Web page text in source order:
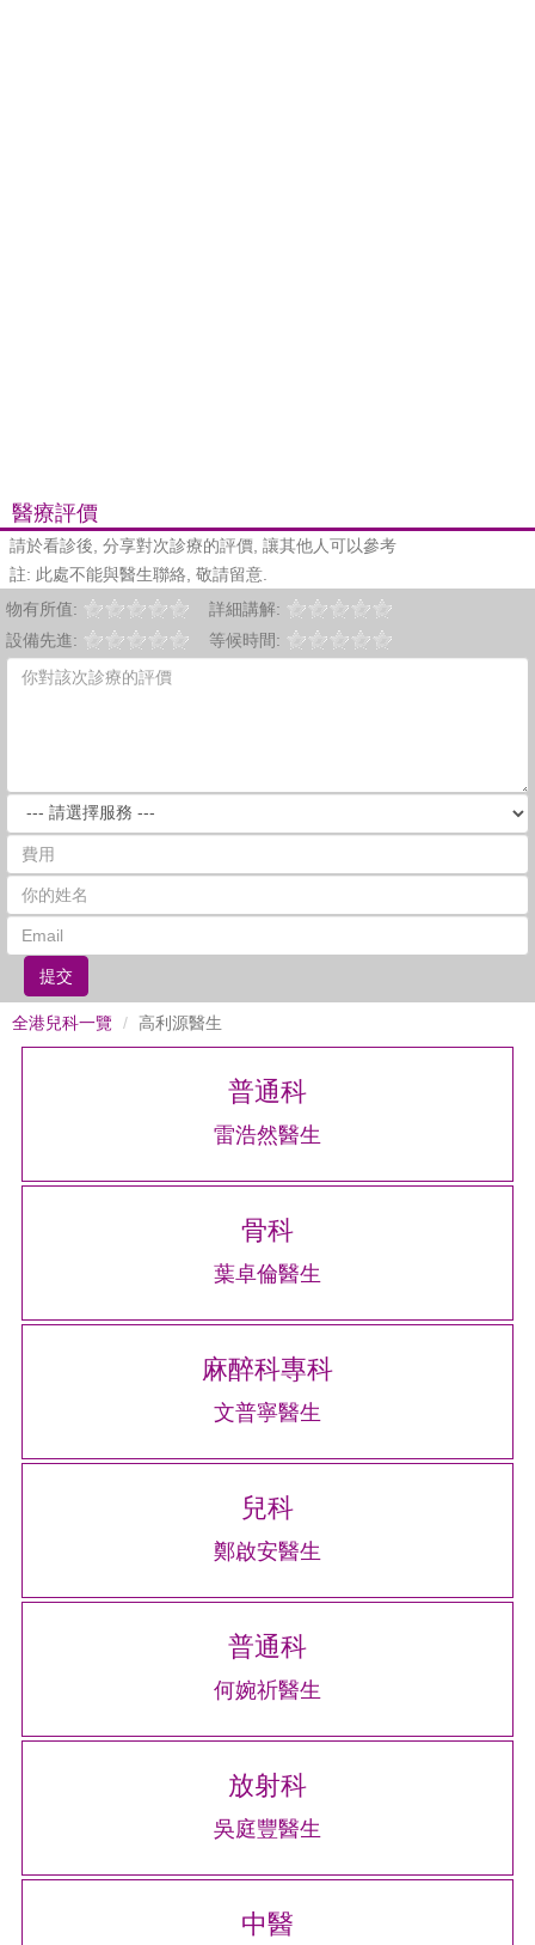
醫療評價
請於看診後, 分享對次診療的評價, 讓其他人可以參考
註: 此處不能與醫生聯絡, 敬請留意.
物有所值:
詳細講解:
設備先進:
等候時間:
提交
全港兒科一覽 高利源醫生
普通科
雷浩然醫生
骨科
葉卓倫醫生
麻醉科專科
文普寧醫生
兒科
鄭啟安醫生
普通科
何婉祈醫生
放射科
吳庭豐醫生
中醫